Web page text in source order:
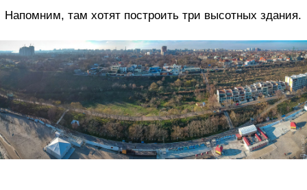
Напомним, там хотят построить три высотных здания.